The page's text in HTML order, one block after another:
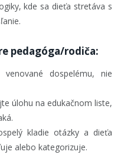
kde sa dieťa stretáva s
pedagóga/rodiča:
dospelému, nie
úlohu na edukačnom liste,
kladie otázky a dieťa
alebo kategorizuje.